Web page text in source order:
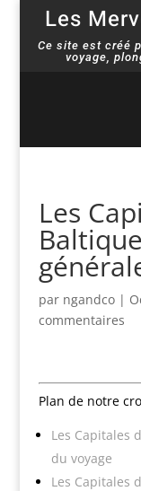
Les
Ce site est créé
voyage,
Les
par ngandco|
commentaires
Plan de notre
Les Capitales
du voyage
Les Capitales